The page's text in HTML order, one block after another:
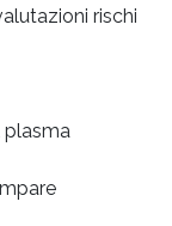
rischi
plasma